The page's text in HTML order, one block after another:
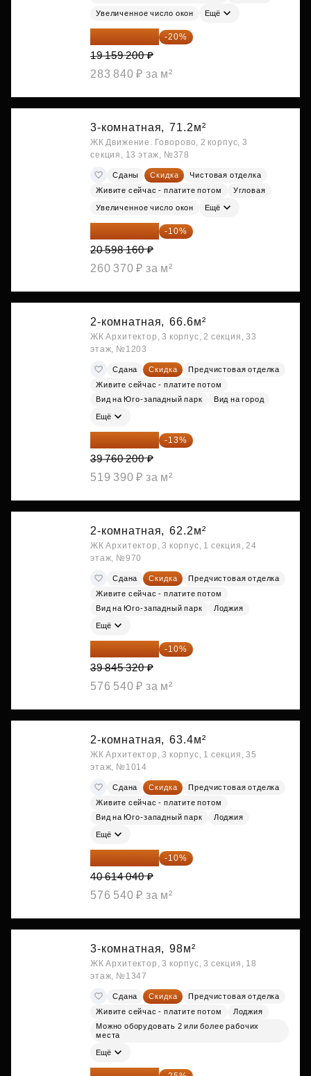
Увеличенное число окон Ещё
15 327 360 ₽ -20%
19 159 200 ₽
283 840 ₽ за м²
3-комнатная, 71.2м²
ЖК Движение. Говорово, 2 корпус, 3
секция, 13 этаж, №378
Сданы Скидка
Чистовая отделка
Живите сейчас - платите потом
Угловая
Увеличенное число окон Ещё
18 538 344 ₽ -10%
20 598 160 ₽
260 370 ₽ за м²
2-комнатная, 66.6м²
ЖК Архитектор, 3 корпус, 2 секция, 33
этаж, №1203
Сдана Скидка
Предчистовая отделка
Живите сейчас - платите потом
Вид на Юго-западный парк
Вид на город
Ещё
34 591 374 ₽ -13%
39 760 200 ₽
519 390 ₽ за м²
2-комнатная, 62.2м²
ЖК Архитектор, 3 корпус, 1 секция, 24
этаж, №970
Сдана Скидка
Предчистовая отделка
Живите сейчас - платите потом
Вид на Юго-западный парк
Лоджия
Ещё
35 860 788 ₽ -10%
39 845 320 ₽
576 540 ₽ за м²
2-комнатная, 63.4м²
ЖК Архитектор, 3 корпус, 1 секция, 35
этаж, №1014
Сдана Скидка
Предчистовая отделка
Живите сейчас - платите потом
Вид на Юго-западный парк
Лоджия
Ещё
36 552 636 ₽ -10%
40 614 040 ₽
576 540 ₽ за м²
3-комнатная, 98м²
ЖК Архитектор, 3 корпус, 3 секция, 18
этаж, №1347
Сдана Скидка
Предчистовая отделка
Живите сейчас - платите потом
Лоджия
Можно оборудовать 2 или более рабочих
места
Ещё